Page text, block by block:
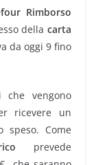
Rimborso
dellacarta
da oggi 9 fino
che vengono
ricevere un
speso. Come
prevede